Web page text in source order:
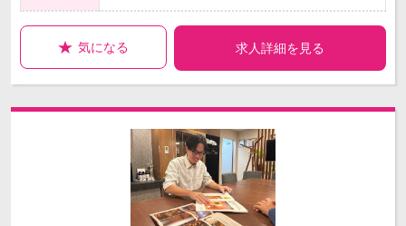
気になる 求人詳細を見る